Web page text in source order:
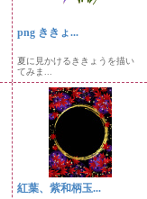
png ききょ...
夏に見かけるききょうを描い
てみま...
紅葉、紫和柄玉...